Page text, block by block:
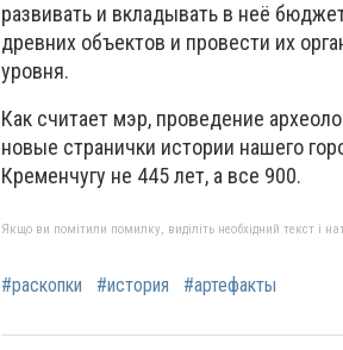
развивать и вкладывать в неё
древних объектов и провести их
уровня.
Как считает мэр, проведение
новые странички истории нашего
Кременчугу не 445 лет, а все 900.
Якщо ви помітили помилку, виділіть необхідний текст і
#раскопки #история #артефакты